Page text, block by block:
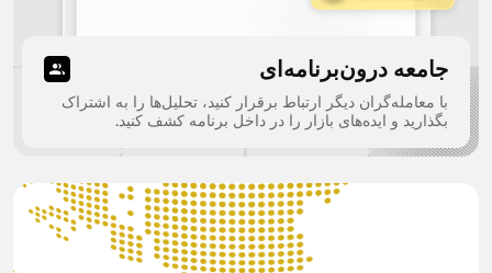
جامعه درون‌برنامه‌ای
با معامله‌گران دیگر ارتباط برقرار کنید، تحلیل‌ها را به اشتراک
بگذارید و ایده‌های بازار را در داخل برنامه کشف کنید.